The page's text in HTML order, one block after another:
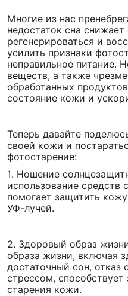
Многие из нас
недостаток сна
регенерироваться и
усилить признаки
неправильное питание.
веществ, а также
обработанных
состояние кожи и
Теперь давайте
своей кожи и
фотостарение:
1. Ношение
использование
помогает защитить
УФ-лучей.
2. Здоровый образ
образа жизни, включая
достаточный сон, отказ
стрессом,
старения кожи.